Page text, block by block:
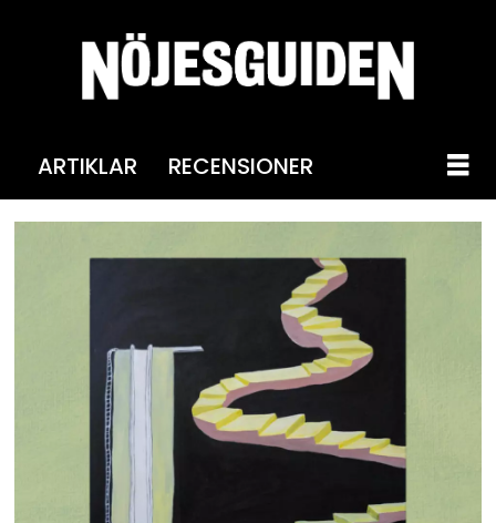
ARTIKLAR RECENSIONER